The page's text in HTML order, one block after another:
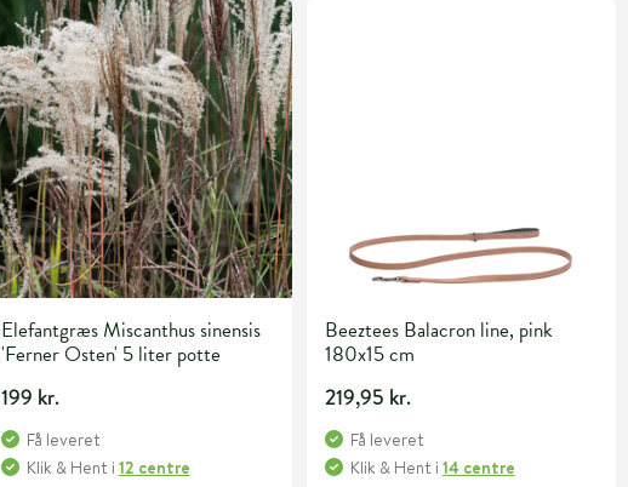
Elefantgræs Miscanthus sinensis
'Ferner Osten' 5 liter potte
199 kr.
Få leveret
Klik & Hent i 12 centre
Beeztees Balacron line, pink
180x15 cm
219,95 kr.
Få leveret
Klik & Hent i 14 centre